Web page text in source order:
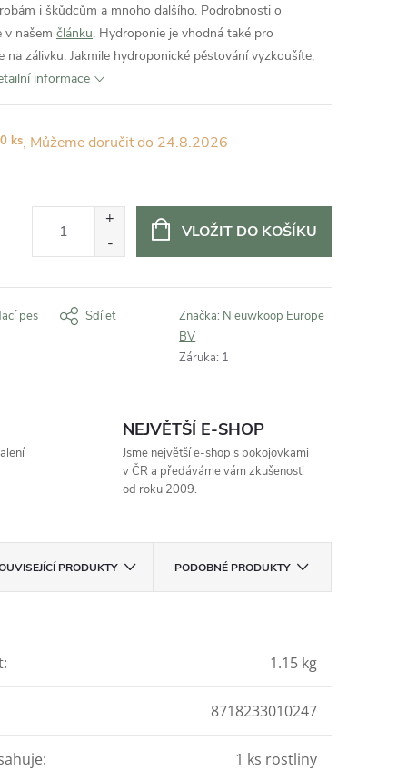
i škůdcům a mnoho dalšího. Podrobnosti o
v našem článku. Hydroponie je vhodná také pro
na zálivku. Jakmile hydroponické pěstování vyzkoušíte,
informace
ks 24.8.2026
VLOŽIT DO KOŠÍKU
pes Sdílet Značka: Nieuwkoop Europe
BV
Záruka: 1
NEJVĚTŠÍ E-SHOP
Jsme největší e-shop s pokojovkami
v ČR a předáváme vám zkušenosti
od roku 2009.
PRODUKTY PODOBNÉ PRODUKTY
: 1.15 kg
8718233010247
: 1 ks rostliny